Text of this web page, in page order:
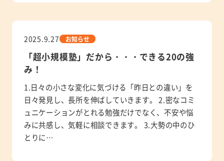
2025.9.27 お知らせ
「超小規模塾」だから・・・できる20の強
み！
1.日々の小さな変化に気づける「昨日との違い」を
日々発見し、長所を伸ばしていきます。 2.密なコミ
ュニケーションがとれる勉強だけでなく、不安や悩
みに共感し、気軽に相談できます。 3.大勢の中のひ
とりに…